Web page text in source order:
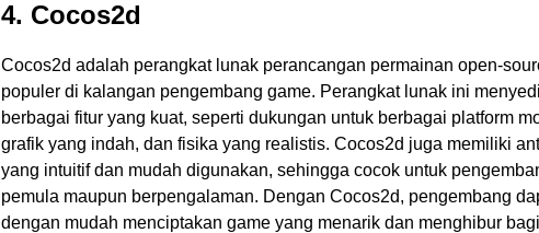
4. Cocos2d
Cocos2d adalah perangkat lunak perancangan permainan open-
populer di kalangan pengembang game. Perangkat lunak ini
berbagai fitur yang kuat, seperti dukungan untuk berbagai platform
grafik yang indah, dan fisika yang realistis. Cocos2d juga memiliki
yang intuitif dan mudah digunakan, sehingga cocok untuk
pemula maupun berpengalaman. Dengan Cocos2d, pengembang
dengan mudah menciptakan game yang menarik dan menghibur